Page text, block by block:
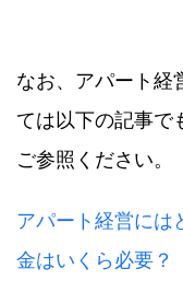
なお、アパート経
ては以下の記事で
ご参照ください。
アパート経営には
金はいくら必要？